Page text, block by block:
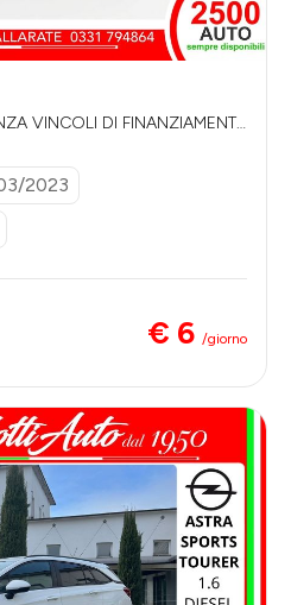
VINCOLI DI FINANZIAMENT
2023
€ 6 /giorno